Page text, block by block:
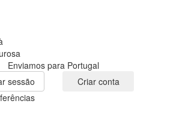
Enviamos para Portugal
sessão
Criar conta